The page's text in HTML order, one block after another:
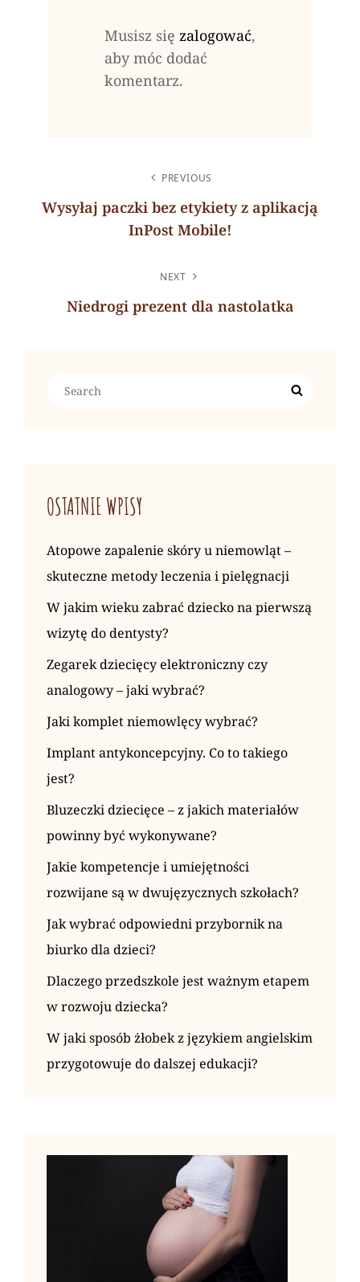
Musisz się zalogować,
aby móc dodać
komentarz.
WPISU
PREVIOUS
Wysyłaj paczki bez etykiety z aplikacją
InPost Mobile!
NEXT
Niedrogi prezent dla nastolatka
OSTATNIE WPISY
Atopowe zapalenie skóry u niemowląt –
skuteczne metody leczenia i pielęgnacji
W jakim wieku zabrać dziecko na pierwszą
wizytę do dentysty?
Zegarek dziecięcy elektroniczny czy
analogowy – jaki wybrać?
Jaki komplet niemowlęcy wybrać?
Implant antykoncepcyjny. Co to takiego
jest?
Bluzeczki dziecięce – z jakich materiałów
powinny być wykonywane?
Jakie kompetencje i umiejętności
rozwijane są w dwujęzycznych szkołach?
Jak wybrać odpowiedni przybornik na
biurko dla dzieci?
Dlaczego przedszkole jest ważnym etapem
w rozwoju dziecka?
W jaki sposób żłobek z językiem angielskim
przygotowuje do dalszej edukacji?